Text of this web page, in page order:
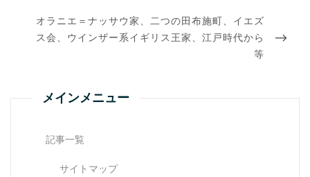
NEXT
POST
オラニエ＝ナッサウ家、二つの田布施町、イエズ
ス会、ウインザー系イギリス王家、江戸時代から
等
メインメニュー
記事一覧
サイトマップ